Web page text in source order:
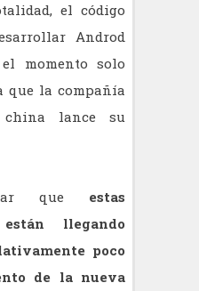
el código
Androd
momento solo
que la compañía
china lance su
que estas
llegando
poco
de la nueva